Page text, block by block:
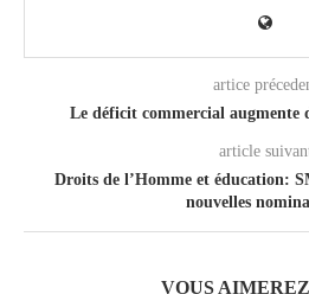
artice
Le déficit commercial augmente
article
Droits de l’Homme et éducation:
nouvelles
VOUS